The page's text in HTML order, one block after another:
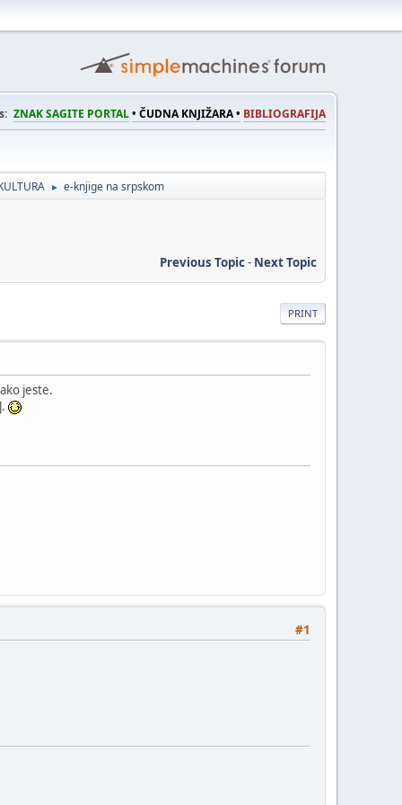
ZNAK SAGITE PORTAL• ČUDNA KNJIŽARA • BIBLIOGRAFIJA
► e-knjige na srpskom
Previous Topic- Next Topic
PRINT
jeste.
#1